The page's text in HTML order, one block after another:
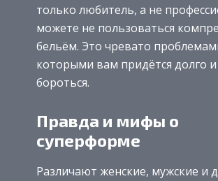
только любитель, а не
можете не пользоваться
бельём. Это чревато
которыми вам придётся долго
бороться.
Правда и мифы о
суперформе
Различают женские, мужские и